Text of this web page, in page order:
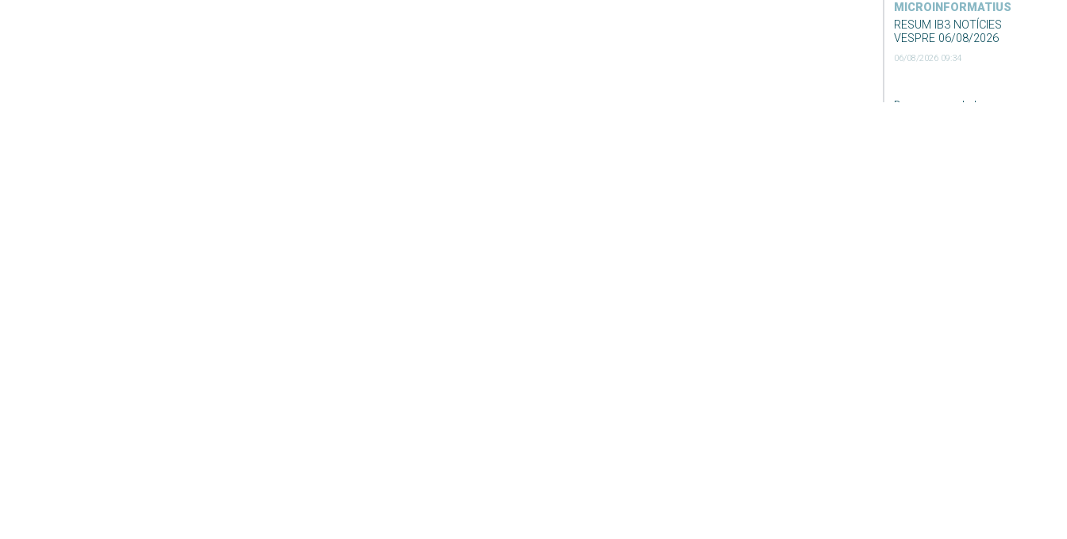
MICROINFORMATIUS
RESUM IB3 NOTÍCIES
VESPRE 06/08/2026
06/08/2026 09:34
Desconvocada la vaga